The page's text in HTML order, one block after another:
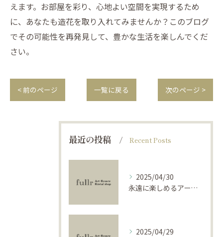
えます。お部屋を彩り、心地よい空間を実現するため
に、あなたも造花を取り入れてみませんか？このブログ
でその可能性を再発見して、豊かな生活を楽しんでくだ
さい。
< 前のページ 一覧に戻る 次のページ >
最近の投稿 Recent Posts
2025/04/30
永遠に楽しめるアーティフィシャルフラワーの使い方
2025/04/29